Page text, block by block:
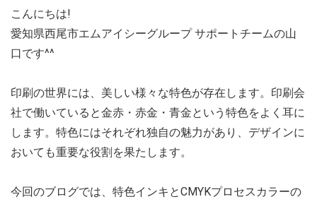
こんにちは!
愛知県西尾市エムアイシーグループ サポートチームの山
口です^^
印刷の世界には、美しい様々な特色が存在します。印刷会
社で働いていると金赤・赤金・青金という特色をよく耳に
します。特色にはそれぞれ独自の魅力があり、デザインに
おいても重要な役割を果たします。
今回のブログでは、特色インキとCMYKプロセスカラーの